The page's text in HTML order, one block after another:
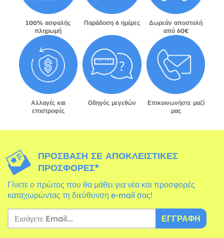
100% ασφαλής
πληρωμή
Παράδοση 6 ημέρες
Δωρεάν αποστολή
από 60€
Αλλαγές και
επιστροφές
Οδηγός μεγεθών
Επικοινωνήστε μαζί
μας
ΠΡΌΣΒΑΣΗ ΣΕ ΑΠΟΚΛΕΙΣΤΙΚΈΣ
ΠΡΟΣΦΟΡΈΣ*
Γίνετε ο πρώτος που θα μάθει για νέα και προσφορές
καταχωρώντας τη διεύθυνση e-mail σας!
ΕΓΓΡΑΦΉ